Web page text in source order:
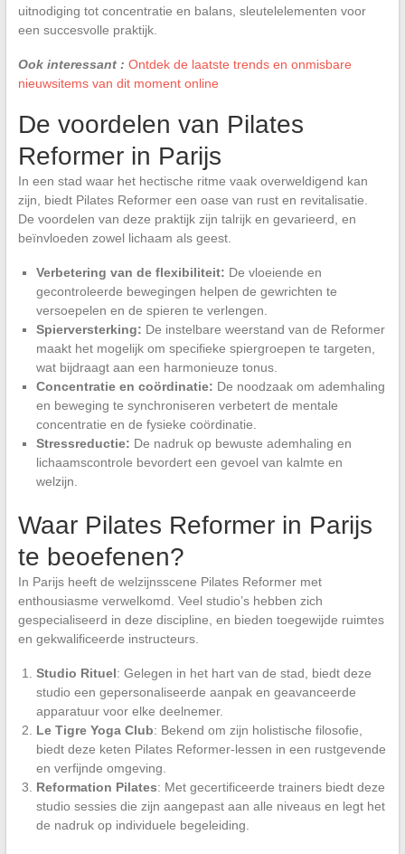
uitnodiging tot concentratie en balans, sleutelelementen voor
een succesvolle praktijk.
Ook interessant : Ontdek de laatste trends en onmisbare
nieuwsitems van dit moment online
De voordelen van Pilates
Reformer in Parijs
In een stad waar het hectische ritme vaak overweldigend kan
zijn, biedt Pilates Reformer een oase van rust en revitalisatie.
De voordelen van deze praktijk zijn talrijk en gevarieerd, en
beïnvloeden zowel lichaam als geest.
Verbetering van de flexibiliteit: De vloeiende en
gecontroleerde bewegingen helpen de gewrichten te
versoepelen en de spieren te verlengen.
Spierversterking: De instelbare weerstand van de Reformer
maakt het mogelijk om specifieke spiergroepen te targeten,
wat bijdraagt aan een harmonieuze tonus.
Concentratie en coördinatie: De noodzaak om ademhaling
en beweging te synchroniseren verbetert de mentale
concentratie en de fysieke coördinatie.
Stressreductie: De nadruk op bewuste ademhaling en
lichaamscontrole bevordert een gevoel van kalmte en
welzijn.
Waar Pilates Reformer in Parijs
te beoefenen?
In Parijs heeft de welzijnsscene Pilates Reformer met
enthousiasme verwelkomd. Veel studio’s hebben zich
gespecialiseerd in deze discipline, en bieden toegewijde ruimtes
en gekwalificeerde instructeurs.
Studio Rituel: Gelegen in het hart van de stad, biedt deze
studio een gepersonaliseerde aanpak en geavanceerde
apparatuur voor elke deelnemer.
Le Tigre Yoga Club: Bekend om zijn holistische filosofie,
biedt deze keten Pilates Reformer-lessen in een rustgevende
en verfijnde omgeving.
Reformation Pilates: Met gecertificeerde trainers biedt deze
studio sessies die zijn aangepast aan alle niveaus en legt het
de nadruk op individuele begeleiding.